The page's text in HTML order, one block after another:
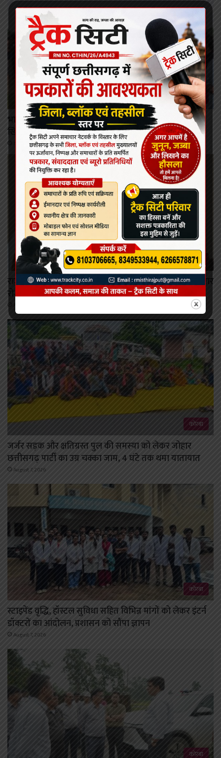
कोरबा
भाला फेंक दिवस पर सभापति नूतन सिंह ठाकुर ने बढ़ाया
खिलाड़ियों का उत्साह, विजेताओं को किया सम्मानित
August 7, 2026
रायपुर
राजनांदगांव में बनेगा इलेक्ट्रॉनिक्स मैन्युफैक्चरिंग क्लस्टर, 9 हजार
रोजगार मिलेंगे
कोरबा
जर्जर सड़क और क्षतिग्रस्त पुल की समस्या को लेकर जोहार
छत्तीसगढ़ पार्टी का उग्र चक्का जाम, 4 घंटे तक थमा यातायात
August 7, 2026
कोरबा
स्टाइपेंड वृद्धि, हॉस्टल सुविधा सहित विभिन्न मांगों को लेकर इंटर्न
डॉक्टरों का आंदोलन, प्रशासन को सौंपा ज्ञापन
August 7, 2026
कोरबा